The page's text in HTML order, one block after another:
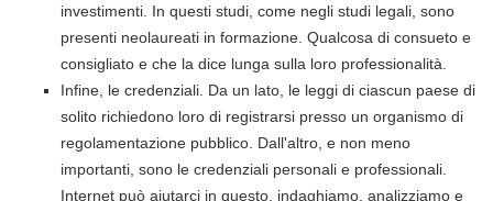
investimenti. In questi studi, come negli studi legali, sono
presenti neolaureati in formazione. Qualcosa di consueto e
consigliato e che la dice lunga sulla loro professionalità.
Infine, le credenziali. Da un lato, le leggi di ciascun paese di
solito richiedono loro di registrarsi presso un organismo di
regolamentazione pubblico. Dall'altro, e non meno
importanti, sono le credenziali personali e professionali.
Internet può aiutarci in questo, indaghiamo, analizziamo e